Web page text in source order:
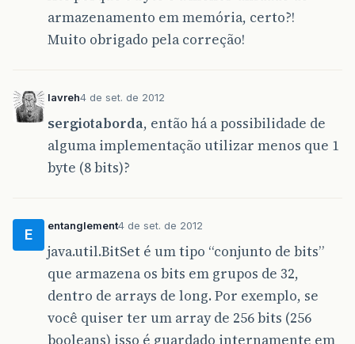
armazenamento em memória, certo?!
Muito obrigado pela correção!
lavreh4 de set. de 2012
sergiotaborda, então há a possibilidade de
alguma implementação utilizar menos que 1
byte (8 bits)?
E
entanglement4 de set. de 2012
java.util.BitSet é um tipo “conjunto de bits”
que armazena os bits em grupos de 32,
dentro de arrays de long. Por exemplo, se
você quiser ter um array de 256 bits (256
booleans) isso é guardado internamente em